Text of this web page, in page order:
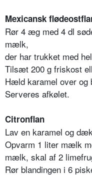
Mexicansk
Rør 4 æg med 4 dl
mælk,
der har trukket med
Tilsæt 200 g friskost
Hæld karamel over og
Serveres afkølet.
Citronflan
Lav en karamel og
Opvarm 1 liter mælk
mælk, skal af 2
Rør blandingen i 6